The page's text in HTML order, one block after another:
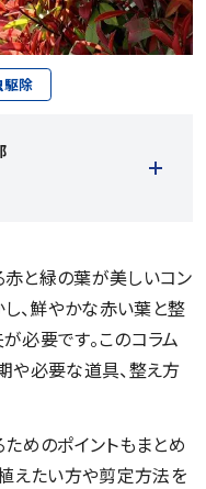
駆除
と緑の葉が美しいコン
し、鮮やかな赤い葉と整
必要です。このコラム
や必要な道具、整え方
めのポイントもまとめ
えたい方や剪定方法を